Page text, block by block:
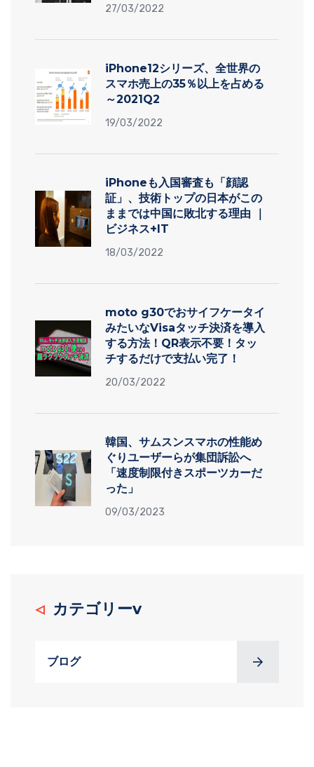
27/03/2022
iPhone12シリーズ、全世界の
スマホ売上の35％以上を占める
～2021Q2
19/03/2022
iPhoneも入国審査も「顔認
証」、技術トップの日本がこの
ままでは中国に敗北する理由 ｜
ビジネス+IT
18/03/2022
moto g30でおサイフケータイ
みたいなVisaタッチ決済を導入
する方法！QR表示不要！タッ
チするだけで支払い完了！
20/03/2022
韓国、サムスンスマホの性能め
ぐりユーザーらが集団訴訟へ
「速度制限付きスポーツカーだ
った」
09/03/2023
カテゴリーv
ブログ